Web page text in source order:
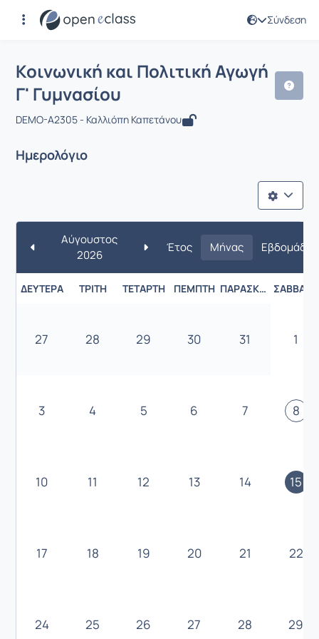
Σύνδεση
Μάθημα : Κοινωνική και Πολιτική
Κοινωνική και Πολιτική Αγωγή
Γ' Γυμνασίου
DEMO-A2305 - Καλλιόπη Καπετάνου
Ημερολόγιο
Αύγουστος
2026
Έτος Μήνας Εβδομάδα
ΔΕΥΤΈΡΑ ΤΡΊΤΗ ΤΕΤΆΡΤΗ ΠΈΜΠΤΗ ΠΑΡΑΣΚΕΥΉ ΣΆΒΒΑΤΟ
27 28 29 30 31 1
3 4 5 6 7 8
10 11 12 13 14 15
17 18 19 20 21 22
24 25 26 27 28 29